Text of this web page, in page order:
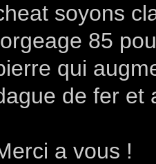
soyons
85
qui
de fer et
a vous !